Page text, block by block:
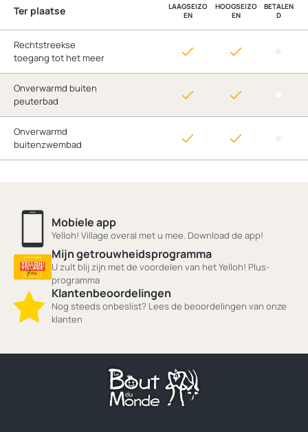
Ter plaatse
LAAGSEIZO
EN
HOOGSEIZO
EN
BETALEN
D
Rechtstreekse
toegang tot het meer
Onverwarmd buiten
peuterbad
Onverwarmd
buitenzwembad
Mobiele app
Yelloh! Village overal met u mee. Download de app!
Mijn getrouwheidsprogramma
U zult blij zijn met de voordelen van het Yelloh! Plus-
programma
Klantenbeoordelingen
Nog steeds onbeslist? Lees de beoordelingen van onze
klanten